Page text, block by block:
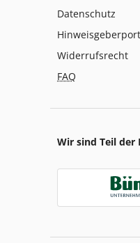
Datenschutz
Widerrufsrecht
FAQ
Wir sind Teil der